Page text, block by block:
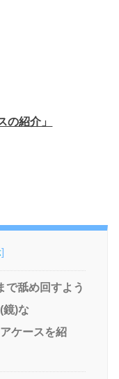
の紹介」
]
で舐め回すよう
鏡)な
ケースを紹